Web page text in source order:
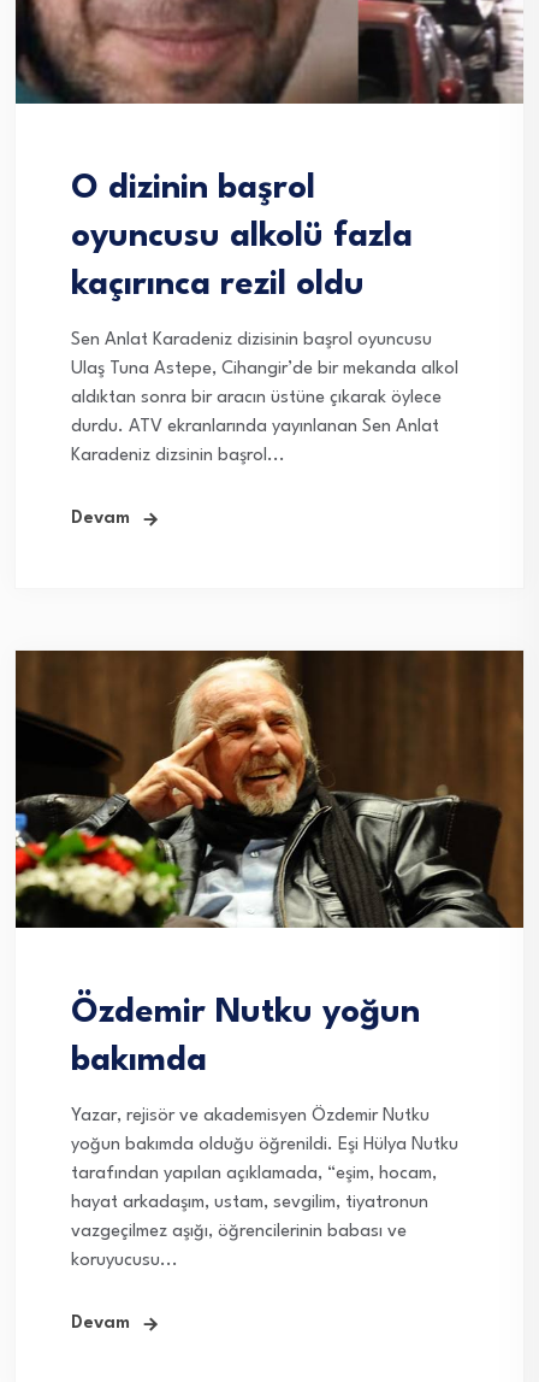
O dizinin başrol
oyuncusu alkolü fazla
kaçırınca rezil oldu
Sen Anlat Karadeniz dizisinin başrol oyuncusu
Ulaş Tuna Astepe, Cihangir’de bir mekanda alkol
aldıktan sonra bir aracın üstüne çıkarak öylece
durdu. ATV ekranlarında yayınlanan Sen Anlat
Karadeniz dizsinin başrol...
Devam
Özdemir Nutku yoğun
bakımda
Yazar, rejisör ve akademisyen Özdemir Nutku
yoğun bakımda olduğu öğrenildi. Eşi Hülya Nutku
tarafından yapılan açıklamada, “eşim, hocam,
hayat arkadaşım, ustam, sevgilim, tiyatronun
vazgeçilmez aşığı, öğrencilerinin babası ve
koruyucusu...
Devam